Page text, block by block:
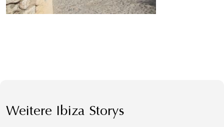
Weitere Ibiza Storys